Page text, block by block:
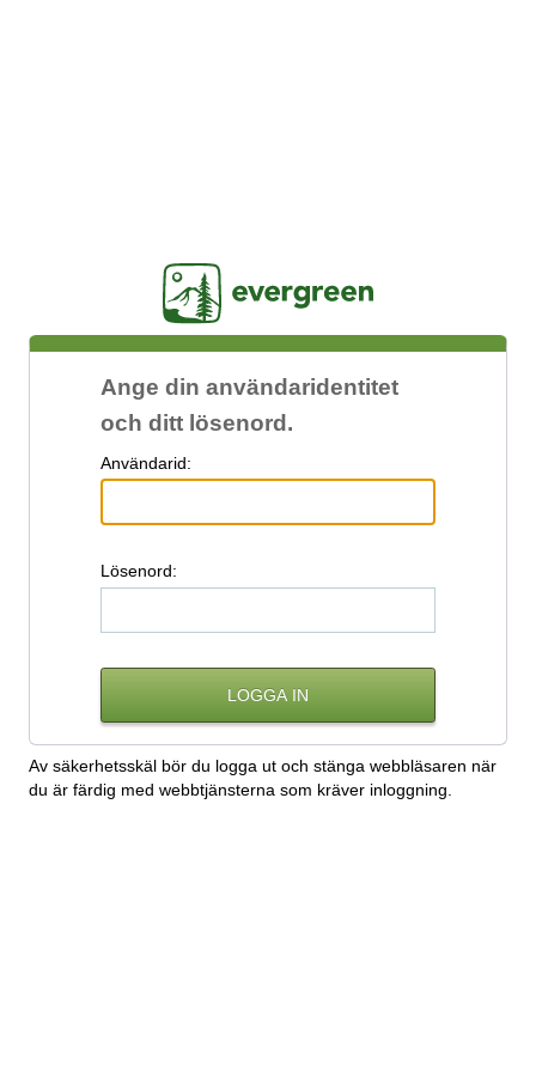
Ange din användaridentitet
och ditt lösenord.
Användarid:
Lösenord:
Av säkerhetsskäl bör du logga ut och stänga webbläsaren när
du är färdig med webbtjänsterna som kräver inloggning.